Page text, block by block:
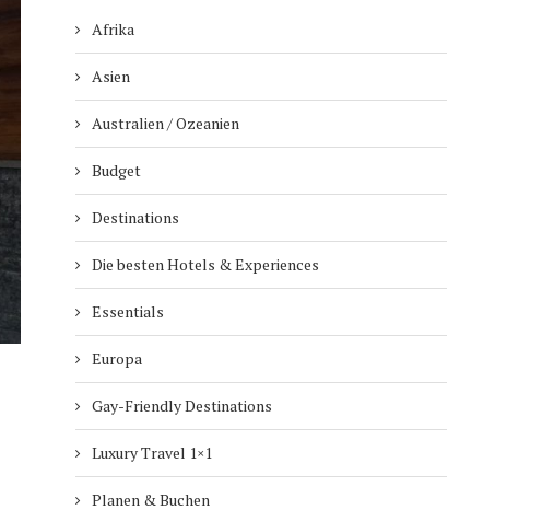
Afrika
Asien
Australien / Ozeanien
Budget
Destinations
Die besten Hotels & Experiences
Essentials
Europa
Gay-Friendly Destinations
Luxury Travel 1×1
Planen & Buchen